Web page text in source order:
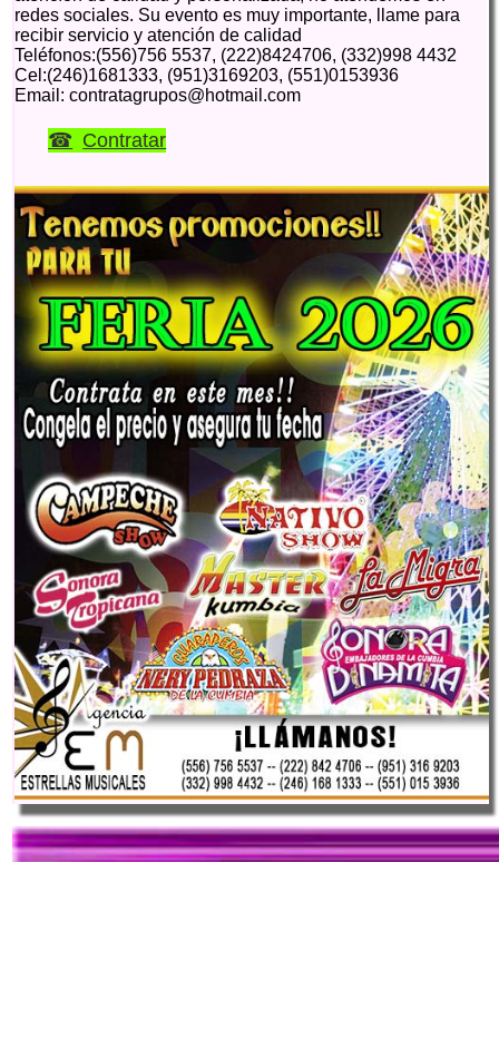
redes sociales. Su evento es muy importante, llame para
recibir servicio y atención de calidad
Teléfonos:(556)756 5537, (222)8424706, (332)998 4432
Cel:(246)1681333, (951)3169203, (551)0153936
Email: contratagrupos@hotmail.com
Contratar